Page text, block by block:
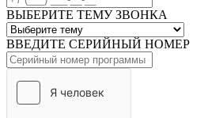
ВЫБЕРИТЕ ТЕМУ ЗВОНКА
ВВЕДИТЕ СЕРИЙНЫЙ НОМЕР